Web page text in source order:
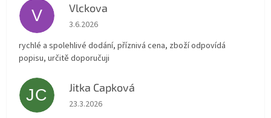
V Vlckova
Hodnocení obchodu je 5 z 5 hvězdiček.
3.6.2026
rychlé a spolehlivé dodání, příznivá cena, zboží odpovídá
popisu, určitě doporučuji
JC Jitka Capková
Hodnocení obchodu je 5 z 5 hvězdiček.
23.3.2026